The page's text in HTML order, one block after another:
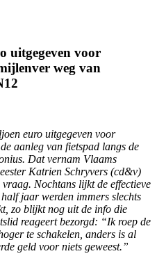
uitgegeven voor
weg van
euro uitgegeven voor
aanleg van fietspad langs de
Dat vernam Vlaams
Katrien Schryvers (cd&v)
Nochtans lijkt de effectieve
jaar werden immers slechts
zo blijkt nog uit de info die
reageert bezorgd: “Ik roep de
te schakelen, anders is al
geld voor niets geweest.”